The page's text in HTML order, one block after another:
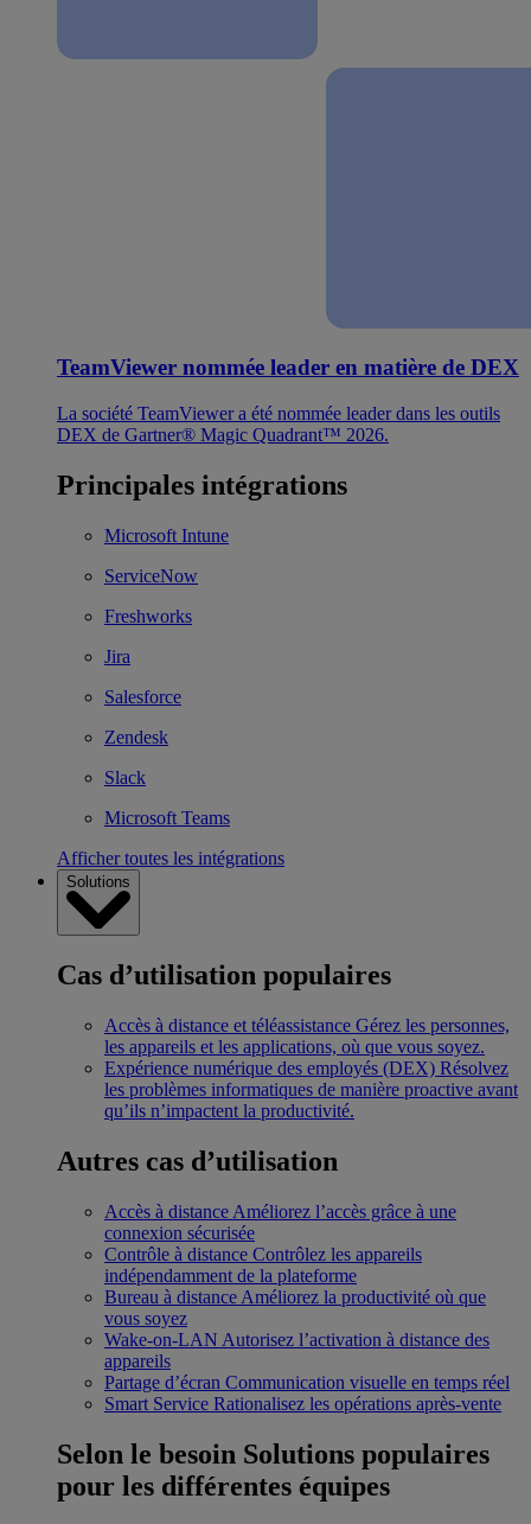
TeamViewer nommée leader en matière de DEX
La société TeamViewer a été nommée leader dans les outils
DEX de Gartner® Magic Quadrant™ 2026.
Principales intégrations
Microsoft Intune
ServiceNow
Freshworks
Jira
Salesforce
Zendesk
Slack
Microsoft Teams
Afficher toutes les intégrations
Solutions
Cas d’utilisation populaires
Accès à distance et téléassistance Gérez les personnes,
les appareils et les applications, où que vous soyez.
Expérience numérique des employés (DEX) Résolvez
les problèmes informatiques de manière proactive avant
qu’ils n’impactent la productivité.
Autres cas d’utilisation
Accès à distance Améliorez l’accès grâce à une
connexion sécurisée
Contrôle à distance Contrôlez les appareils
indépendamment de la plateforme
Bureau à distance Améliorez la productivité où que
vous soyez
Wake-on-LAN Autorisez l’activation à distance des
appareils
Partage d’écran Communication visuelle en temps réel
Smart Service Rationalisez les opérations après-vente
Selon le besoin Solutions populaires
pour les différentes équipes